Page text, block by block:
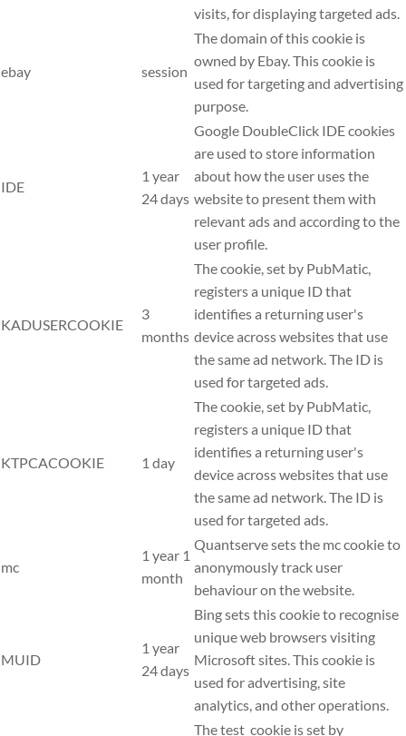
visits, for displaying targeted ads.
ebay session
The domain of this cookie is
owned by Ebay. This cookie is
used for targeting and advertising
purpose.
IDE
1 year
24 days
Google DoubleClick IDE cookies
are used to store information
about how the user uses the
website to present them with
relevant ads and according to the
user profile.
KADUSERCOOKIE
3
months
The cookie, set by PubMatic,
registers a unique ID that
identifies a returning user's
device across websites that use
the same ad network. The ID is
used for targeted ads.
KTPCACOOKIE 1 day
The cookie, set by PubMatic,
registers a unique ID that
identifies a returning user's
device across websites that use
the same ad network. The ID is
used for targeted ads.
mc
1 year 1
month
Quantserve sets the mc cookie to
anonymously track user
behaviour on the website.
MUID
1 year
24 days
Bing sets this cookie to recognise
unique web browsers visiting
Microsoft sites. This cookie is
used for advertising, site
analytics, and other operations.
The test_cookie is set by